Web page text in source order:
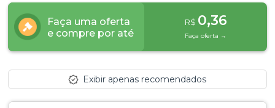
ou cadastre-se se ainda não tem registro:
Faça uma oferta
e compre por até
R$ 0,36
Faça oferta →
Exibir apenas recomendados